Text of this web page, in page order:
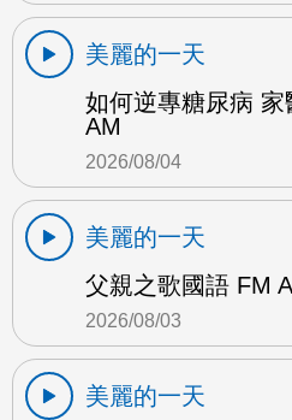
美麗的一天
如何逆專糖尿病
AM
2026/08/04
美麗的一天
父親之歌國語 FM
2026/08/03
美麗的一天